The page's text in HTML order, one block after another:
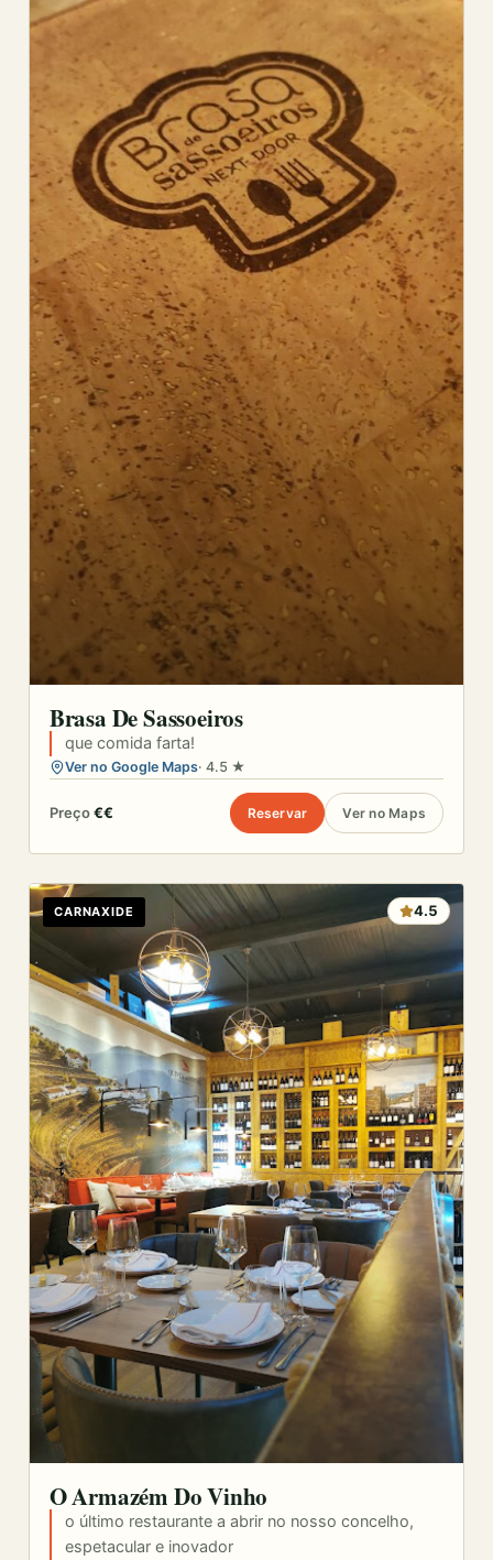
Brasa De Sassoeiros
que comida farta!
Ver no Google Maps· 4.5 ★
Preço€€ Reservar Ver no Maps
CARNAXIDE 4.5
O Armazém Do Vinho
o último restaurante a abrir no nosso concelho,
espetacular e inovador